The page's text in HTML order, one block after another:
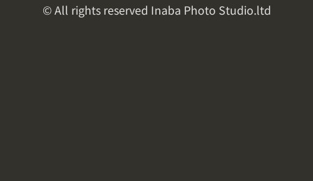
© All rights reserved Inaba Photo Studio.ltd